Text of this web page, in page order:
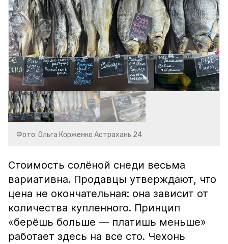
Фото: Ольга Корженко Астрахань 24
Стоимость солёной снеди весьма
вариативна. Продавцы утверждают, что
цена не окончательная: она зависит от
количества купленного. Принцип
«берёшь больше — платишь меньше»
работает здесь на все сто. Чехонь